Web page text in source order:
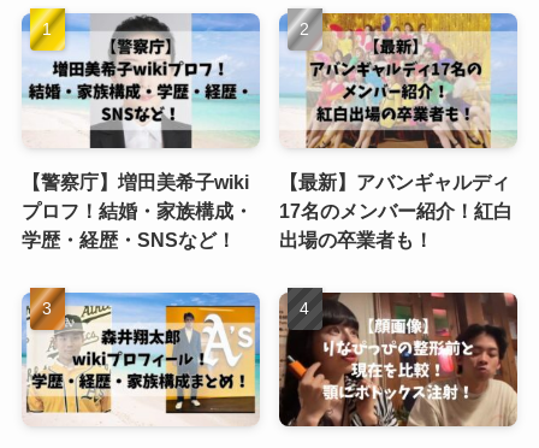
【警察庁】増田美希子wiki
プロフ！結婚・家族構成・
学歴・経歴・SNSなど！
【最新】アバンギャルディ
17名のメンバー紹介！紅白
出場の卒業者も！